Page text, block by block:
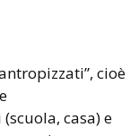
cioè
casa) e